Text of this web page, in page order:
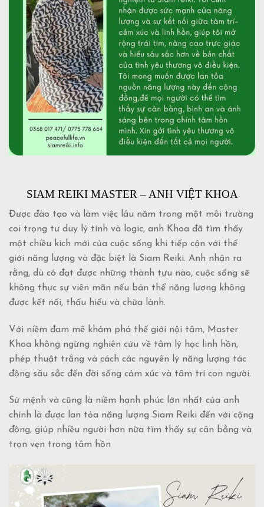
SIAM REIKI MASTER – ANH VIỆT KHOA
Được đào tạo và làm việc lâu năm trong một môi trường
coi trọng tư duy lý tính và logic, anh Khoa đã tìm thấy
một chiều kích mới của cuộc sống khi tiếp cận với thế
giới năng lượng và đặc biệt là Siam Reiki. Anh nhận ra
rằng, dù có đạt được những thành tựu nào, cuộc sống sẽ
không thực sự viên mãn nếu bản thể năng lượng không
được kết nối, thấu hiểu và chữa lành.
Với niềm đam mê khám phá thế giới nội tâm, Master
Khoa không ngừng nghiên cứu về tâm lý học linh hồn,
phép thuật trắng và cách các nguyên lý năng lượng tác
động sâu sắc đến đời sống cảm xúc và tâm trí con người.
Sứ mệnh và cũng là niềm hạnh phúc lớn nhất của anh
chính là được lan tỏa năng lượng Siam Reiki đến với cộng
đồng, giúp nhiều người hơn nữa tìm thấy sự cân bằng và
trọn vẹn trong tâm hồn